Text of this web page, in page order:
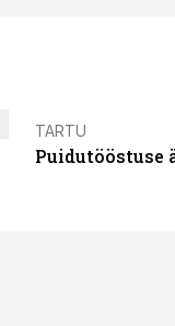
TARTU
Puidutööstuse